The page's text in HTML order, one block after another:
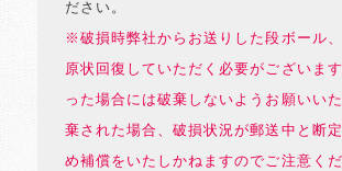
ださい。
※破損時弊社からお送りした段ボール
原状回復していただく必要がございま
った場合には破棄しないようお願いい
棄された場合、破損状況が郵送中と断
め補償をいたしかねますのでご注意くだ